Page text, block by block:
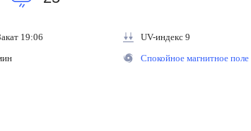
19:06
UV-индекс 9
Спокойное магнитное поле